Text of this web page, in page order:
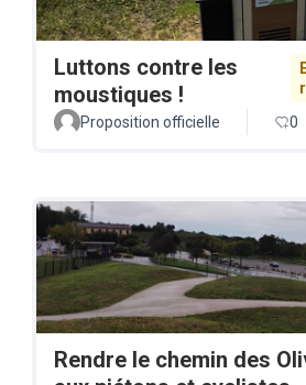
Luttons contre les
moustiques !
Proposition officielle
0
Rendre le chemin des